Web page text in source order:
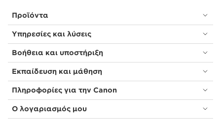
Προϊόντα
Υπηρεσίες και λύσεις
Βοήθεια και υποστήριξη
Εκπαίδευση και μάθηση
Πληροφορίες για την Canon
Ο λογαριασμός μου